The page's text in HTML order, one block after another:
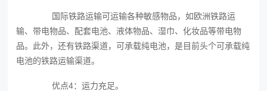
国际铁路运输可运输各种敏感物品，如欧洲铁路运
输、带电物品、配套电池、液体物品、湿巾、化妆品等带电物
品。此外，还有铁路渠道，可承载纯电池，是目前头个可承载纯
电池的铁路运输渠道。
优点4：运力充足。